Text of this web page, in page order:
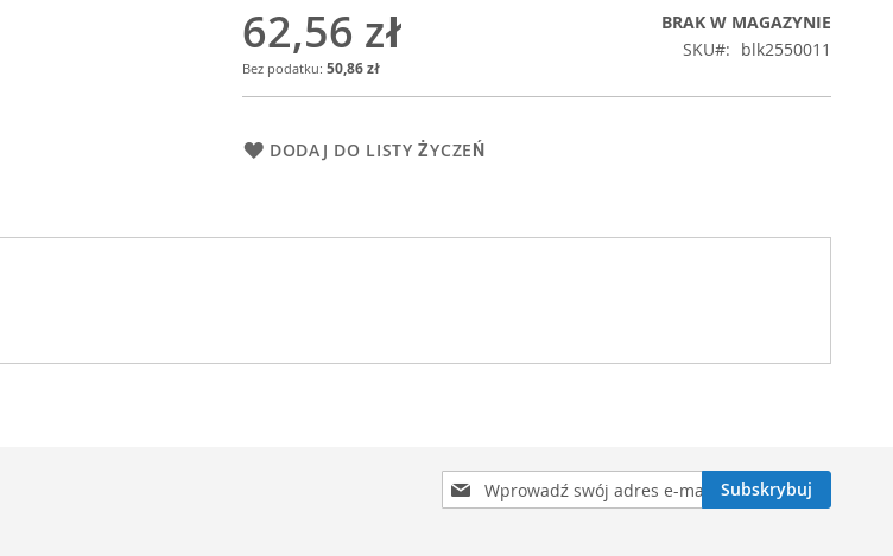
62,56 zł
50,86 zł
BRAK W MAGAZYNIE
SKU
blk2550011
DODAJ DO LISTY ŻYCZEŃ
Subskrybuj
nasz
Subskrybuj